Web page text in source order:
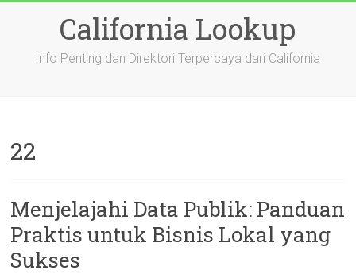
California Lookup
Info Penting dan Direktori Terpercaya dari California
22
Menjelajahi Data Publik: Panduan
Praktis untuk Bisnis Lokal yang
Sukses